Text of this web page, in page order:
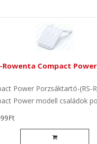
Rowenta Compact
Power Porzsáktartó-(RS-
Power modell családok